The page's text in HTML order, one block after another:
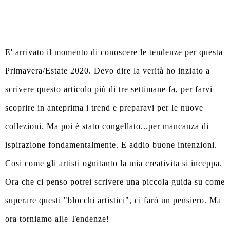
E' arrivato il momento di conoscere le tendenze per questa
Primavera/Estate 2020. Devo dire la verità ho inziato a
scrivere questo articolo più di tre settimane fa, per farvi
scoprire in anteprima i trend e preparavi per le nuove
collezioni. Ma poi è stato congellato...per mancanza di
ispirazione fondamentalmente. E addio buone intenzioni.
Cosi come gli artisti ognitanto la mia creativita si inceppa.
Ora che ci penso potrei scrivere una piccola guida su come
superare questi "blocchi artistici", ci farò un pensiero. Ma
ora torniamo alle Tendenze!